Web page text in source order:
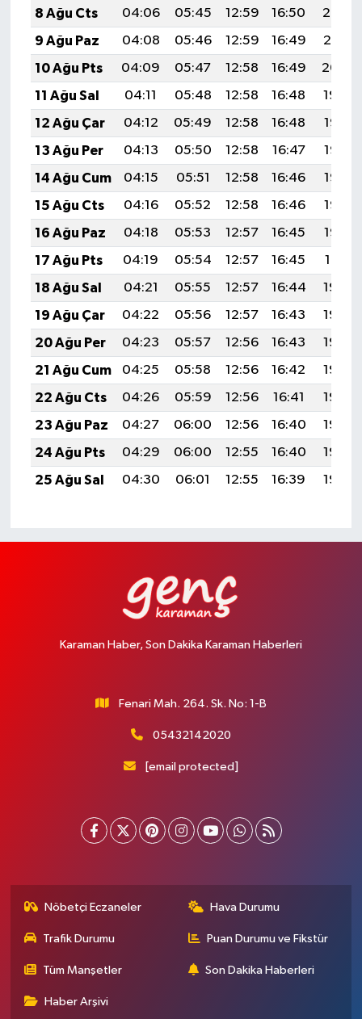
8 Ağu Cts 04:06 05:45 12:59 16:50
20:02
9 Ağu Paz
04:08 05:46 12:59 16:49
20:01
10 Ağu Pts
04:09 05:47 12:58 16:49
20:00
11 Ağu Sal
04:11 05:48 12:58 16:48
19:59
12 Ağu Çar
04:12 05:49 12:58 16:48
19:57
13 Ağu Per
04:13 05:50 12:58 16:47
19:56
14 Ağu Cum
04:15 05:51 12:58 16:46
19:55
15 Ağu Cts
04:16 05:52 12:58 16:46
19:53
16 Ağu Paz
04:18 05:53 12:57 16:45
19:52
17 Ağu Pts
04:19 05:54 12:57 16:45
19:51
18 Ağu Sal
04:21 05:55 12:57 16:44
19:49
19 Ağu Çar
04:22 05:56 12:57 16:43
19:48
20 Ağu Per
04:23 05:57 12:56 16:43
19:46
21 Ağu Cum
04:25 05:58 12:56 16:42
19:45
22 Ağu Cts
04:26 05:59 12:56 16:41
19:43
23 Ağu Paz
04:27 06:00 12:56 16:40
19:42
24 Ağu Pts
04:29 06:00 12:55 16:40
19:40
25 Ağu Sal
04:30 06:01 12:55 16:39 19:39
Karaman Haber, Son Dakika Karaman Haberleri
Fenari Mah. 264. Sk. No: 1-B
05432142020
[email protected]
Nöbetçi Eczaneler Hava Durumu
Trafik Durumu Puan Durumu ve Fikstür
Tüm Manşetler Son Dakika Haberleri
Haber Arşivi